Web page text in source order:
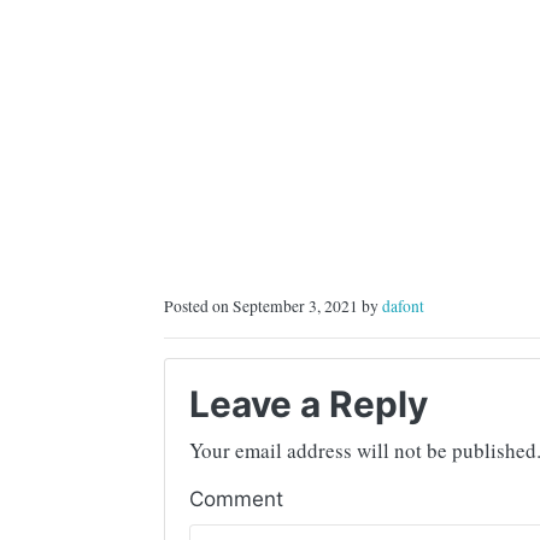
Posted on September 3, 2021 bydafont
Leave a Reply
Your email address will not be published.
Comment